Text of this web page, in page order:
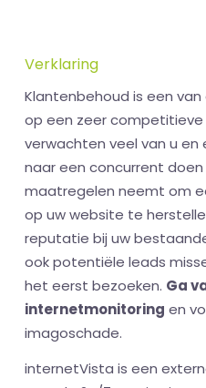
Verklaring
Klantenbehoud is een
op een zeer competitieve
verwachten veel van u en
naar een concurrent
maatregelen neemt om
op uw website te
reputatie bij uw
ook potentiële leads
het eerst bezoeken. Ga
internetmonitoring en
imagoschade.
internetVista is een